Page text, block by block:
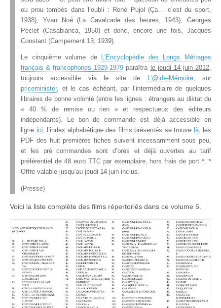
ou prou tombés dans l’oubli : René Pujol (Ça… c’est du sport,
1938), Yvan Noé (La Cavalcade des heures, 1943), Georges
Péclet (Casabianca, 1950) et donc, encore une fois, Jacques
Constant (Campement 13, 1939).
Le cinquième volume de
L’Encyclopédie des Longs Métrages
français & francophones 1929-1979 paraîtra le jeudi 14 juin 2012,
toujours accessible via le site de
L’@ide-Mémoire, sur
priceminister, et le cas échéant, par l’intermédiaire de quelques
libraires de bonne volonté (entre les lignes : étrangers au diktat du
« 40 % de remise ou rien » et respectueux des éditeurs
indépendants). Le bon de commande est déjà accessible en
ligne ici, l’index alphabétique des films présentés se trouve là, les
PDF des huit premières fiches suivent incessamment sous peu,
et les pré commandes sont d’ores et déjà ouvertes au tarif
préférentiel de 48 euro TTC par exemplaire, hors frais de port *. *
Offre valable jusqu’au jeudi 14 juin inclus.
(Presse)
Voici la liste complète des films répertoriés dans ce volume 5.